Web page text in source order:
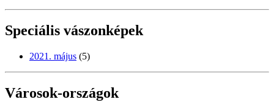
Speciális vászonképek
2021. május (5)
Városok-országok